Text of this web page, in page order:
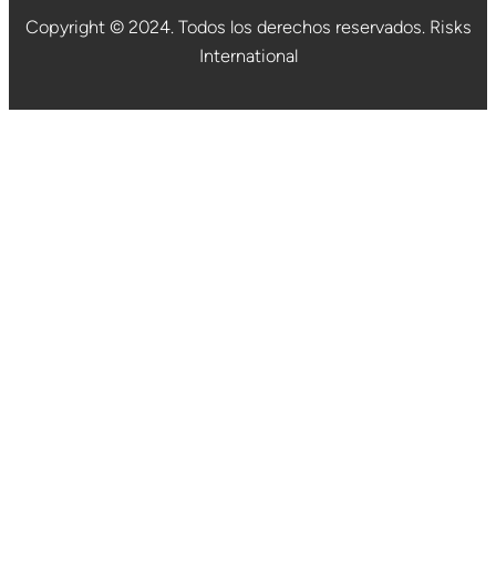
Copyright © 2024. Todos los derechos reservados. Risks
International